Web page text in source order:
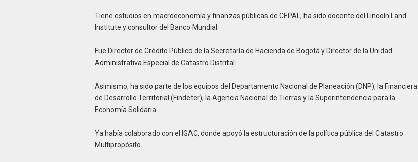
Tiene estudios en macroeconomía y finanzas públicas de CEPAL; ha sido docente del Lincoln Land
Institute y consultor del Banco Mundial.
Fue Director de Crédito Público de la Secretaría de Hacienda de Bogotá y Director de la Unidad
Administrativa Especial de Catastro Distrital.
Asimismo, ha sido parte de los equipos del Departamento Nacional de Planeación (DNP), la Financiera
de Desarrollo Territorial (Findeter), la Agencia Nacional de Tierras y la Superintendencia para la
Economía Solidaria.
Ya había colaborado con el IGAC, donde apoyó la estructuración de la política pública del Catastro
Multipropósito.